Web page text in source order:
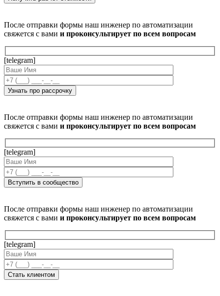
После отправки формы наш инженер по автоматизации
свяжется с вами и проконсультирует по всем вопросам
[telegram]
После отправки формы наш инженер по автоматизации
свяжется с вами и проконсультирует по всем вопросам
[telegram]
После отправки формы наш инженер по автоматизации
свяжется с вами и проконсультирует по всем вопросам
[telegram]